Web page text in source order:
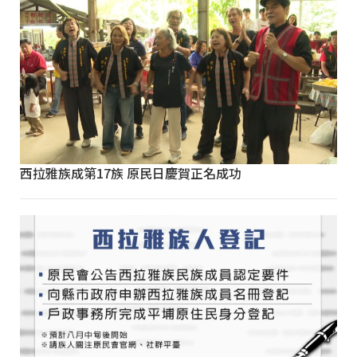
西拉雅族成第17族 原民日慶賀正名成功